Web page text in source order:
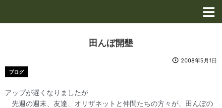
田んぼ開墾
2008年5月1日
ブログ
アップが遅くなりましたが
先週の週末、友達、オリザネットと仲間たちの方々が、田んぼの